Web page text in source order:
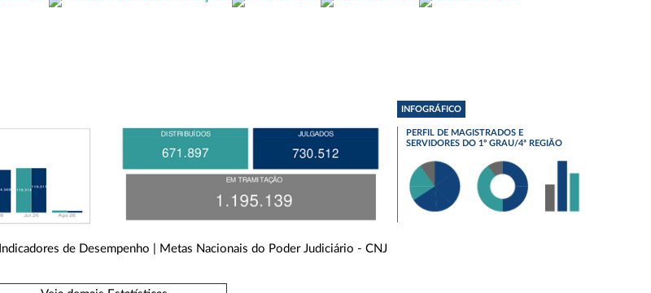
INFOGRÁFICO
PERFIL DE MAGISTRADOS E
SERVIDORES DO 1º GRAU/4ª REGIÃO
de Desempenho Metas Nacionais do Poder Judiciário - CNJ